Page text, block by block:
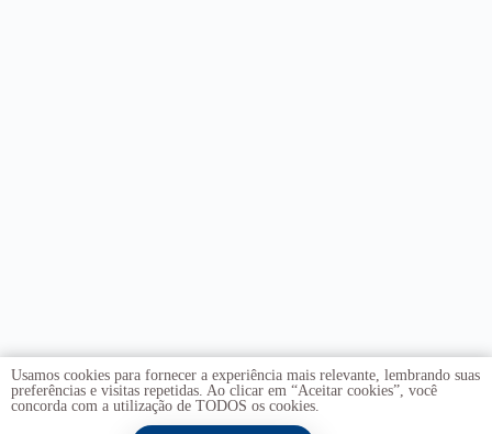
Usamos cookies para fornecer a experiência mais relevante, lembrando suas
preferências e visitas repetidas. Ao clicar em “Aceitar cookies”, você
concorda com a utilização de TODOS os cookies.